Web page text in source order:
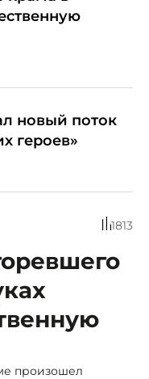
новый поток
героев»
1813
произошел